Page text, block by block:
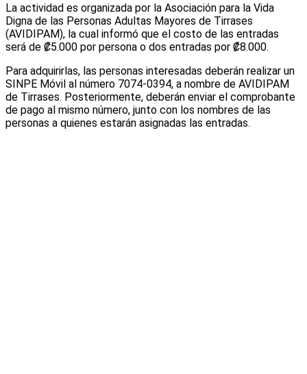
La actividad es organizada por la Asociación para la Vida
Digna de las Personas Adultas Mayores de Tirrases
(AVIDIPAM), la cual informó que el costo de las entradas
será de ₡5.000 por persona o dos entradas por ₡8.000.
Para adquirirlas, las personas interesadas deberán realizar un
SINPE Móvil al número 7074-0394, a nombre de AVIDIPAM
de Tirrases. Posteriormente, deberán enviar el comprobante
de pago al mismo número, junto con los nombres de las
personas a quienes estarán asignadas las entradas.